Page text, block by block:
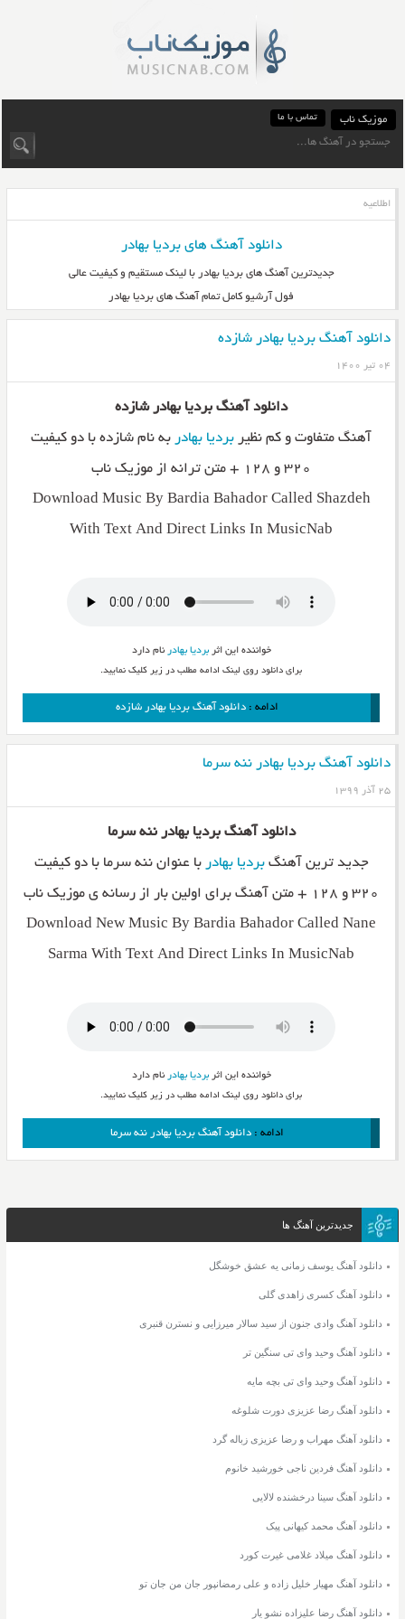
موزیک ناب تماس با ما
اطلاعیه
دانلود آهنگ های بردیا بهادر
جدیدترین آهنگ های بردیا بهادر با لینک مستقیم و کیفیت عالی
فول آرشیو کامل تمام آهنگ های بردیا بهادر
دانلود آهنگ بردیا بهادر شازده
۰۴ تیر ۱۴۰۰
دانلود آهنگ بردیا بهادر شازده
آهنگ متفاوت و کم نظیر بردیا بهادر به نام شازده با دو کیفیت
۳۲۰ و ۱۲۸ + متن ترانه از موزیک ناب
Download Music By Bardia Bahador Called Shazdeh
With Text And Direct Links In MusicNab
خواننده این اثربردیا بهادر نام دارد
برای دانلود روی لینک ادامه مطلب در زیر کلیک نمایید.
ادامه :دانلود آهنگ بردیا بهادر شازده
دانلود آهنگ بردیا بهادر ننه سرما
۲۵ آذر ۱۳۹۹
دانلود آهنگ بردیا بهادر ننه سرما
جدید ترین آهنگبردیا بهادر با عنوان ننه سرما با دو کیفیت
۳۲۰ و ۱۲۸ + متن آهنگ برای اولین بار از رسانه ی موزیک ناب
Download New Music By Bardia Bahador Called Nane
Sarma With Text And Direct Links In MusicNab
خواننده این اثربردیا بهادر نام دارد
برای دانلود روی لینک ادامه مطلب در زیر کلیک نمایید.
ادامه :دانلود آهنگ بردیا بهادر ننه سرما
جدیدترین آهنگ ها
دانلود آهنگ یوسف زمانی یه عشق خوشگل
دانلود آهنگ کسری زاهدی گلی
دانلود آهنگ وادی جنون از سید سالار میرزایی و نسترن قنبری
دانلود آهنگ وحید وای تی سنگین تر
دانلود آهنگ وحید وای تی بچه مایه
دانلود آهنگ رضا عزیزی دورت شلوغه
دانلود آهنگ مهراب و رضا عزیزی زباله گرد
دانلود آهنگ فردین ناجی خورشید خانوم
دانلود آهنگ سینا درخشنده لالایی
دانلود آهنگ محمد کیهانی پیک
دانلود آهنگ میلاد غلامی غیرت کورد
دانلود آهنگ مهیار خلیل زاده و علی رمضانپور جان من جان تو
دانلود آهنگ رضا علیزاده نشو یار